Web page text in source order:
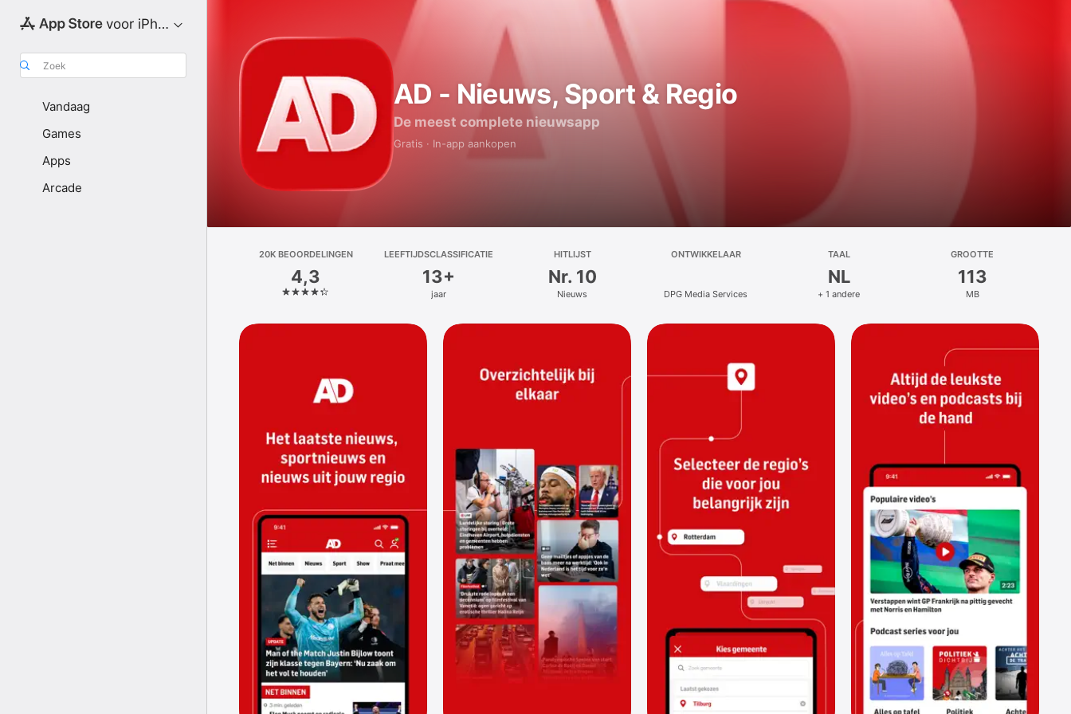
voor iPhone
Zoek
Vandaag
Games
Apps
Arcade
AD - Nieuws, Sport & Regio
De meest complete nieuwsapp
Gratis · In-app aankopen
20K BEOOR­DELINGEN
4,3
LEEFTIJDSCLASSIFICATIE
13+
jaar
HITLIJST
Nr. 10
Nieuws
ONTWIKKELAAR
DPG Media Services
TAAL
NL
+ 1 andere
GROOTTE
113
MB